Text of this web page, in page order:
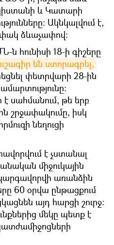
և Կատարի
Ակնկալվում է,
ձևաչափով։
ն հունիսի 18-ի գիշերը
են ստորագրել,
փետրվարի 28-ին
սահմանում, թե երբ
շրջափակումը, իսկ
նեղուցի
է չստանալ
միջուկային
առանձին
60 օրվա ընթացքում
այդ հարցի շուրջ։
մեկը պետք է